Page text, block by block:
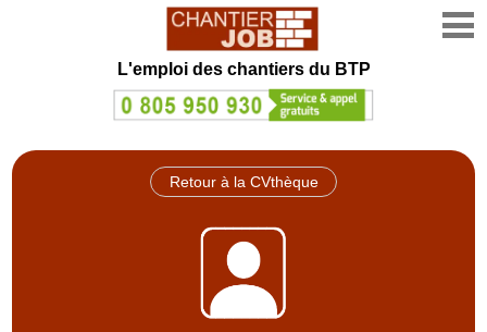
L'emploi des chantiers du BTP
Retour à la CVthèque